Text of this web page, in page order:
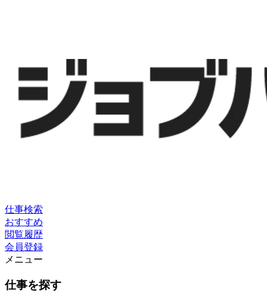
仕事検索
おすすめ
閲覧履歴
会員登録
メニュー
仕事を探す